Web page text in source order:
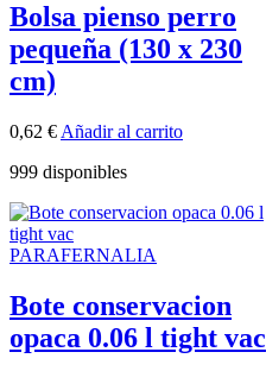
Bolsa pienso perro
pequeña (130 x 230
cm)
0,62 € Añadir al carrito
999 disponibles
PARAFERNALIA
Bote conservacion
opaca 0.06 l tight vac